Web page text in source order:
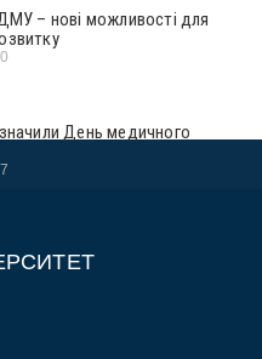
– нові можливості для
День медичного